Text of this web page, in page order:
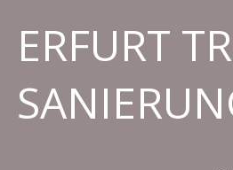
ERFURT
ANIERUNG